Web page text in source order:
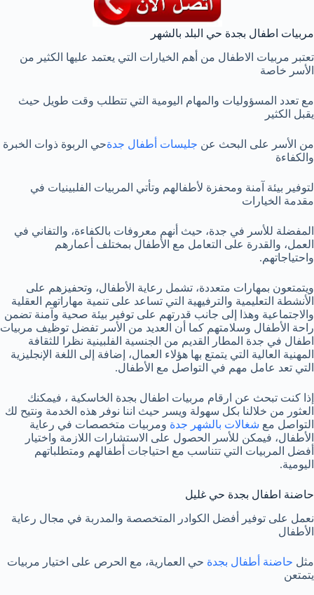
مربيات اطفال بجدة حي البلد بالشهر
تعتبر مربيات الاطفال من أهم الخيارات التي يعتمد عليها الكثير من
الأسر خاصة
مع تعدد المسؤوليات والمهام اليومية التي تتطلب وقت طويل حيث
يقبل الكثير
من الأسر على البحث عن جليسات أطفال جدةحي الربوة ذوات الخبرة
والكفاءة
لتوفير بيئة آمنة ومحفزة لأطفالهم وتأتي المربيات الفلبينيات في
مقدمة الخيارات
المفضلة للأسر في جدة، حيث أنهم معروفات بالكفاءة، والتفاني في
العمل، والقدرة على التعامل مع الأطفال بمختلف أعمارهم
واحتياجاتهم.
ويتمتعون بمهارات متعددة، تشمل رعاية الأطفال، وتحفيزهم على
الأنشطة التعليمية والترفيهية التي تساعد على تنمية مهاراتهم العقلية
والاجتماعية وهذا إلى جانب قدرتهم على توفير بيئة صحية وآمنة تضمن
راحة الأطفال وسلامتهم كما أن العديد من الأسر تفضل توظيف مربيات
اطفال في جدة المطار القديم من الجنسية الفلبينية نظرا للثقافة
المهنية العالية التي يتمتع بها هؤلاء العمال، إضافة إلى اللغة الإنجليزية
التي تعد عامل مهم في التواصل مع الأطفال.
إذا كنت تبحث عن ارقام مربيات اطفال بجدة الخاسكية ، فيمكنك
العثور من خلالنا بكل سهولة ويسر حيث اننا نوفر هذه الخدمة ونتيح لك
التواصل مع شغالات بالشهر جدة ومربيات متخصصات في رعاية
الأطفال، فيمكن للأسر الحصول على الاستشارات اللازمة واختيار
أفضل المربيات التي تتناسب مع احتياجات أطفالهم ومتطلباتهم
اليومية.
حاضنة اطفال بجدة حي غليل
نعمل على توفير أفضل الكوادر المتخصصة والمدربة في مجال رعاية
الأطفال
مثل حاضنة أطفال بجدة حي العمارية، مع الحرص على اختيار مربيات
يتمتعن